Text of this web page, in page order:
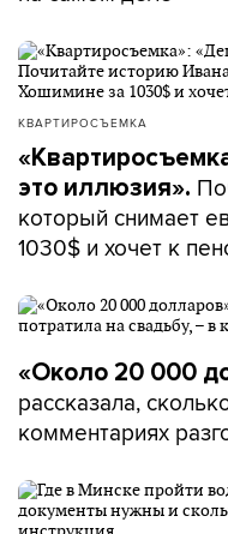
КВАРТИРОСЪЕМКА
это иллюзия».
который снимает
1030$ и хочет к
«Около 20 000
рассказала,
комментариях